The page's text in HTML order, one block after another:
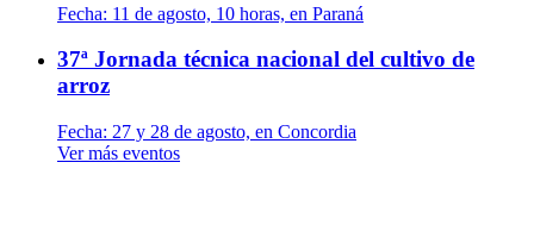
Fecha: 11 de agosto, 10 horas, en Paraná
37ª Jornada técnica nacional del cultivo de
arroz
Fecha: 27 y 28 de agosto, en Concordia
Ver más eventos